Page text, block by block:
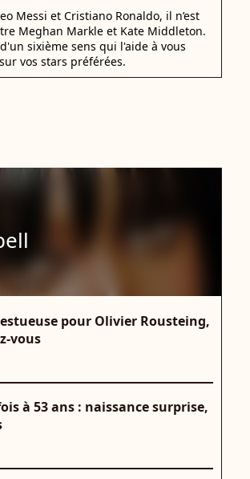
Messi et Cristiano Ronaldo, il n’est
Meghan Markle et Kate Middleton.
sixième sens qui l'aide à vous
vos stars préférées.
pour Olivier Rousteing,
vous
à 53 ans : naissance surprise,